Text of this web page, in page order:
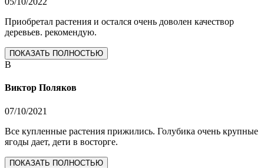
Приобретал растения и остался очень доволен качествор
деревьев. рекомендую.
ПОКАЗАТЬ ПОЛНОСТЬЮ
В
Виктор Поляков
07/10/2021
Все купленные растения прижились. Голубика очень крупные
ягоды дает, дети в восторге.
ПОКАЗАТЬ ПОЛНОСТЬЮ